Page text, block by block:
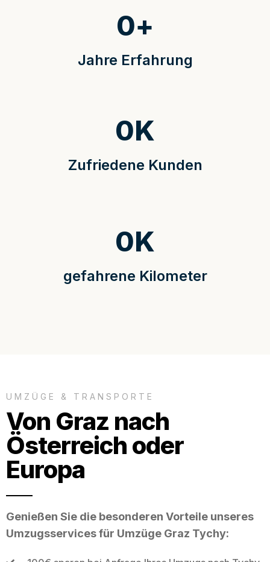
Jahre Erfahrung
0+
Zufriedene Kunden
0K
gefahrene Kilometer
0K
UMZÜGE & TRANSPORTE
Von Graz nach
Österreich oder
Europa
Genießen Sie die besonderen Vorteile unseres
Umzugsservices für Umzüge Graz Tychy: